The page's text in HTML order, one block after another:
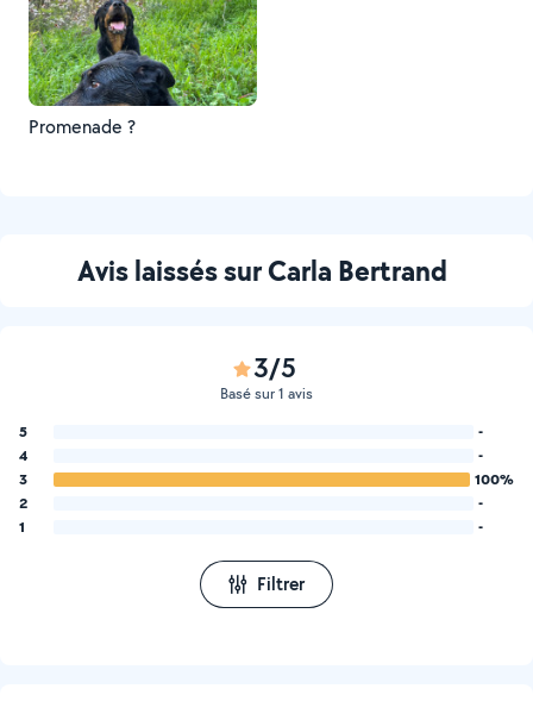
Promenade ?
Avis laissés sur Carla Bertrand
3/5
Basé sur 1 avis
5
-
4
-
3
100%
2
-
1
-
Filtrer